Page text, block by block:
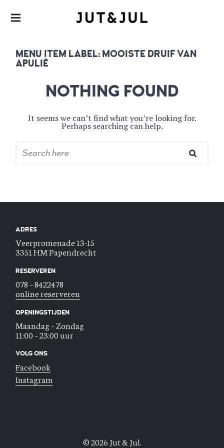
RESTAURANT & CATERING
MENU ITEM LABEL: MOOISTE DRUIF VAN
APULIË
NOTHING FOUND
It seems we can’t find what you’re looking for.
Perhaps searching can help.
ADRES
Veerpromenade 13-15
3351 HM Papendrecht
RESERVEREN
078 – 8422478
online reserveren
OPENINGSTIJDEN
Maandag – Zondag
11:00 – 23:00 uur
VOLG ONS
Facebook
Instagram
© 2026 Jut & Jul.